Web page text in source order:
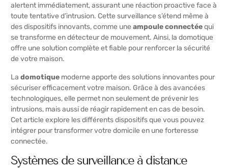
alertent immédiatement, assurant une réaction proactive face à
toute tentative d’intrusion. Cette surveillance s’étend même à
des dispositifs innovants, comme une ampoule connectéequi
se transforme en détecteur de mouvement. Ainsi, la domotique
offre une solution complète et fiable pour renforcer la sécurité
de votre maison.
La domotique moderne apporte des solutions innovantes pour
sécuriser efficacement votre maison. Grâce à des avancées
technologiques, elle permet non seulement de prévenir les
intrusions, mais aussi de réagir rapidement en cas de besoin.
Cet article explore les différents dispositifs que vous pouvez
intégrer pour transformer votre domicile en une forteresse
connectée.
Systèmes de surveillance à distance